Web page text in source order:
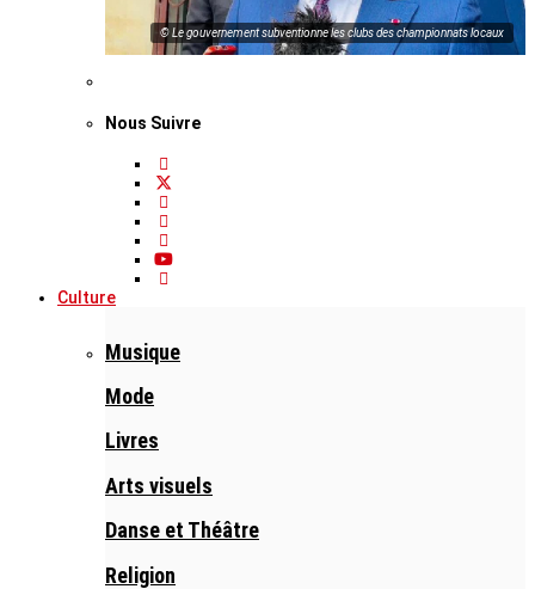
© Le gouvernement subventionne les clubs des championnats locaux
Nous Suivre
Culture
Musique
Mode
Livres
Arts visuels
Danse et Théâtre
Religion